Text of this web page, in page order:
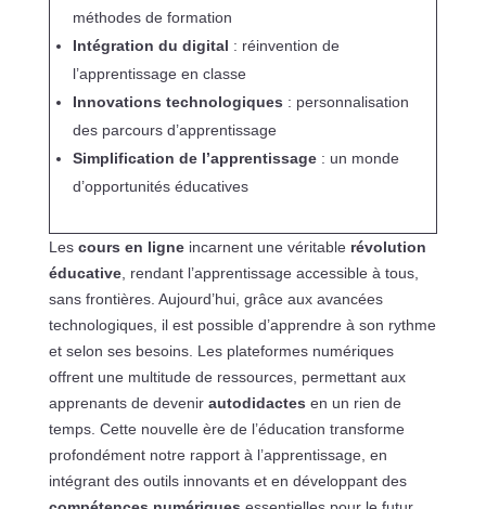
méthodes de formation
Intégration du digital : réinvention de
l’apprentissage en classe
Innovations technologiques : personnalisation
des parcours d’apprentissage
Simplification de l’apprentissage: un monde
d’opportunités éducatives
Les cours en ligneincarnent une véritable révolution
éducative, rendant l’apprentissage accessible à tous,
sans frontières. Aujourd’hui, grâce aux avancées
technologiques, il est possible d’apprendre à son rythme
et selon ses besoins. Les plateformes numériques
offrent une multitude de ressources, permettant aux
apprenants de devenir autodidactes en un rien de
temps. Cette nouvelle ère de l’éducation transforme
profondément notre rapport à l’apprentissage, en
intégrant des outils innovants et en développant des